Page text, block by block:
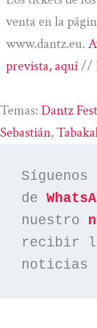
venta en la
www.dantz.eu.
prevista, aquí//
Temas: Dantz
Sebastián,
de
nuestro
recibir
noticias